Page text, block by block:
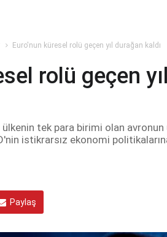
Euro'nun küresel rolü geçen yıl durağan kaldı
rolü geçen
tek para birimi olan
istikrarsız ekonomi
Paylaş